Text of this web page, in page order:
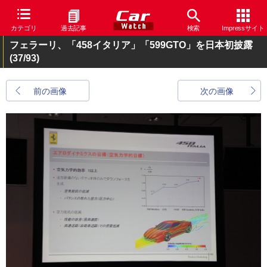
カテゴリ 過去記事 検索 Impressサイト
フェラーリ、「458イタリア」「599GTO」を日本初披露
(37/93)
前の画像 次の画像